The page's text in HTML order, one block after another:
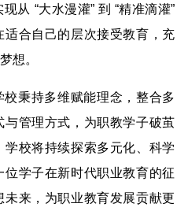
从 “大水漫灌” 到 “精准滴灌”
合自己的层次接受教育，充
想。
秉持多维赋能理念，整合多
管理方式，为职教学子破茧
校将持续探索多元化、科学
学子在新时代职业教育的征
来，为职业教育发展贡献更